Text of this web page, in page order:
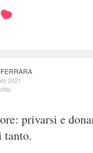
2021
)
privarsi e
tanto.